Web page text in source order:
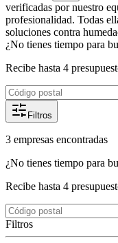
verificadas por nuestro
profesionalidad. Todas
soluciones contra
¿No tienes tiempo para
Recibe hasta 4
Filtros
3 empresas encontradas
¿No tienes tiempo para
Recibe hasta 4
Filtros